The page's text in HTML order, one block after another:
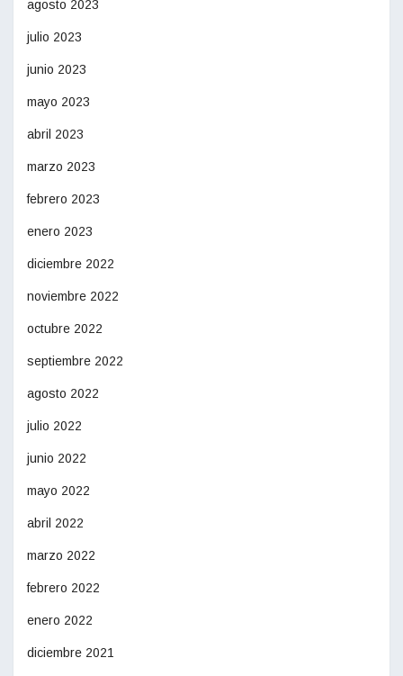
agosto 2023
julio 2023
junio 2023
mayo 2023
abril 2023
marzo 2023
febrero 2023
enero 2023
diciembre 2022
noviembre 2022
octubre 2022
septiembre 2022
agosto 2022
julio 2022
junio 2022
mayo 2022
abril 2022
marzo 2022
febrero 2022
enero 2022
diciembre 2021